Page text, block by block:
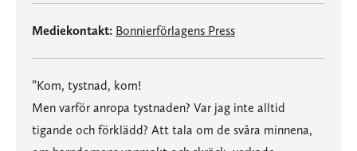
Mediekontakt: Bonnierförlagens Press
”Kom, tystnad, kom!
Men varför anropa tystnaden? Var jag inte alltid
tigande och förklädd? Att tala om de svåra minnena,